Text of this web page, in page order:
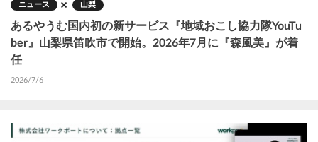
ニュース 山梨
あるやうむ国内初の新サービス『地域おこし協力隊YouTu
ber』山梨県笛吹市で開始。2026年7月に『森風美』が着
任
2026/7/6